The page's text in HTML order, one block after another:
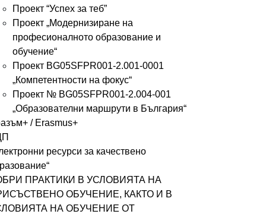
Проект “Успех за теб”
Проект „Модернизиране на
професионалното образование и
обучение“
Проект BG05SFPR001-2.001-0001
„Компетентности на фокус“
Проект № BG05SFPR001-2.004-001
„Образователни маршрути в България“
/ Erasmus+
ресурси за качествено
ПРАКТИКИ В УСЛОВИЯТА НА
ОБУЧЕНИЕ, КАКТО И В
НА ОБУЧЕНИЕ ОТ